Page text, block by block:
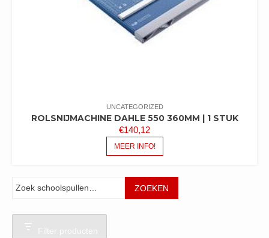
UNCATEGORIZED
ROLSNIJMACHINE DAHLE 550 360MM | 1 STUK
€140,12
MEER INFO!
ZOEKEN
Filter producten